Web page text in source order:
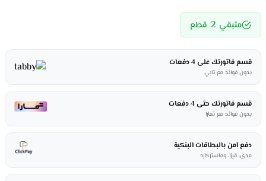
متبقي 2 قطع
قسم فاتورتك على 4 دفعات
بدون فوائد مع تابي
قسم فاتورتك حتى 4 دفعات
بدون فوائد مع تمارا
دفع آمن بالبطاقات البنكية
مدى، فيزا، وماستركارد